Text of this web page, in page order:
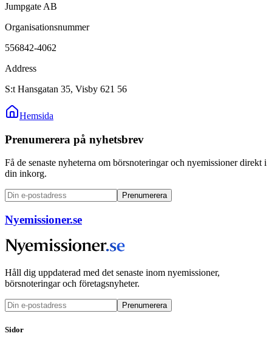
Jumpgate AB
Organisationsnummer
556842-4062
Address
S:t Hansgatan 35, Visby 621 56
Hemsida
Prenumerera på nyhetsbrev
Få de senaste nyheterna om börsnoteringar och nyemissioner direkt i
din inkorg.
Prenumerera
Nyemissioner.se
Håll dig uppdaterad med det senaste inom nyemissioner,
börsnoteringar och företagsnyheter.
Prenumerera
Sidor